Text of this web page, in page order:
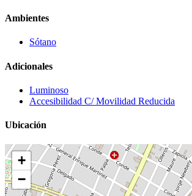
Ambientes
Sótano
Adicionales
Luminoso
Accesibilidad C/ Movilidad Reducida
Ubicación
+
−